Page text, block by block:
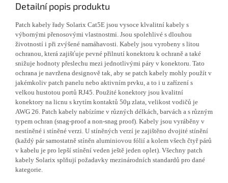
Detailní popis produktu
Patch kabely řady Solarix Cat5E jsou vysoce klvalitní kabely s
výbornými přenosovými vlastnostmi. Jsou spolehlivé s dlouhou
životností i při zvýšené namáhavosti. Kabely jsou vyrobeny s litou
ochranou, která zajišťuje pevné přilnutí konektoru k ochraně a také
snižuje hodnoty přeslechu mezi jednotlivými páry v konektoru. Tato
ochrana je navržena designově tak, aby se patch kabely mohly použít v
jakémkoliv patch panelu nebo aktivním prvku, a to i u zařízení s
velkou hustotou portů RJ45. Použité konektory jsou kvalitní
konektory na licnu s krytím kontaktů 50µ zlata, velikost vodičů je
AWG 26. Patch kabely nabízíme v různých délkách, barvách a s různým
typem ochran (snag-proof a non-snag proof). Kabely jsou vyráběny v
nestíněné i stíněné verzi. U stíněných verzí je zajištěno dvojité stínění
(každý pár samostatně stíněn aluminiovou fólií a kolem všech čtyř párů
v kabelu je pro lepší stínění veden ještě jeden oplet). Všechny patch
kabely Solarix splňují požadavky mezinárodních standardů pro dané
kategorie.